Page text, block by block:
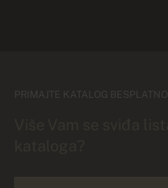
PRIMAJTE KATALOG BESPLATNO